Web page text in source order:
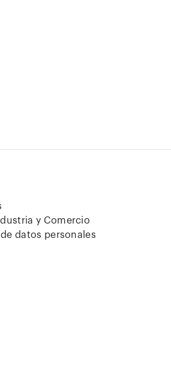
y Comercio
datos personales